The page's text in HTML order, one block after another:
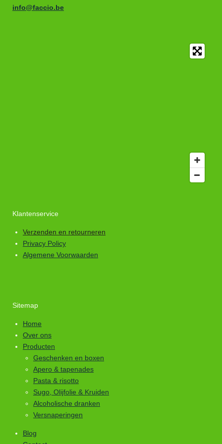
info@faccio.be
Klantenservice
Verzenden en retourneren
Privacy Policy
Algemene Voorwaarden
Sitemap
Home
Over ons
Producten
Geschenken en boxen
Apero & tapenades
Pasta & risotto
Sugo, Olijfolie & Kruiden
Alcoholische dranken
Versnaperingen
Blog